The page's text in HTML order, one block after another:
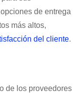
de entrega
más altos,
del cliente.
de los proveedores